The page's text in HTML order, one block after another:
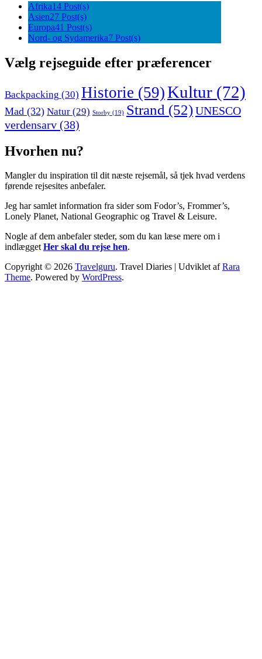
Afrika14 Post(s)
Asien27 Post(s)
Europa41 Post(s)
Nord- og Sydamerika7 Post(s)
Vælg rejseguide efter præferencer
Backpacking (30) Historie (59)Kultur (72)
Mad (32) Natur (29) Storby (19) Strand (52)UNESCO
verdensarv (38)
Hvorhen nu?
Mangler du inspiration til dit næste rejsemål, så tjek hvad verdens
førende rejsesites anbefaler.
Jeg har samlet information fra sider som Fodor’s, Frommer’s,
Lonely Planet, National Geographic og Travel & Leisure.
Nogle af dem anbefaler steder, som du kan læse mere om i
indlæggetHer skal du rejse hen.
Copyright © 2026 Travelguru. Travel Diaries | Udviklet afRara
Theme. Powered by WordPress.